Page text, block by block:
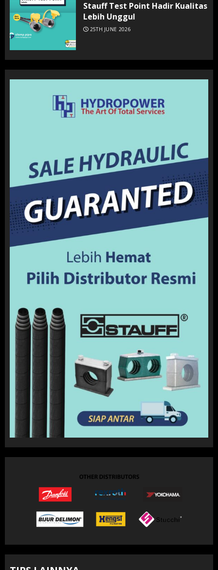
Stauff Test Point Hadir Kualitas
Lebih Unggul
25TH JUNE 2026